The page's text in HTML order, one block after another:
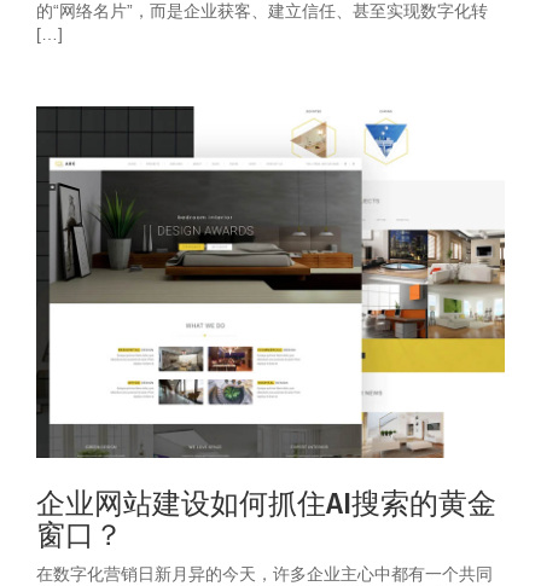
的“网络名片”，而是企业获客、建立信任、甚至实现数字化转
[…]
企业网站建设如何抓住AI搜索的黄金
窗口？
在数字化营销日新月异的今天，许多企业主心中都有一个共同